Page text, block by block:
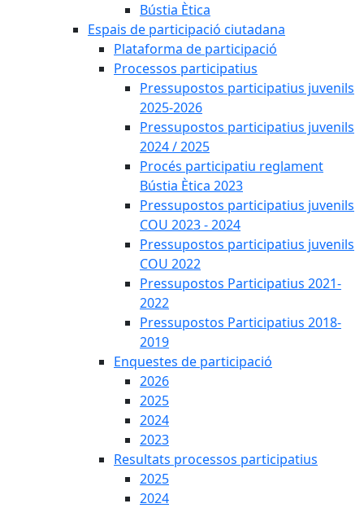
Bústia Ètica
Espais de participació ciutadana
Plataforma de participació
Processos participatius
Pressupostos participatius juvenils
2025-2026
Pressupostos participatius juvenils
2024 / 2025
Procés participatiu reglament
Bústia Ètica 2023
Pressupostos participatius juvenils
COU 2023 - 2024
Pressupostos participatius juvenils
COU 2022
Pressupostos Participatius 2021-
2022
Pressupostos Participatius 2018-
2019
Enquestes de participació
2026
2025
2024
2023
Resultats processos participatius
2025
2024